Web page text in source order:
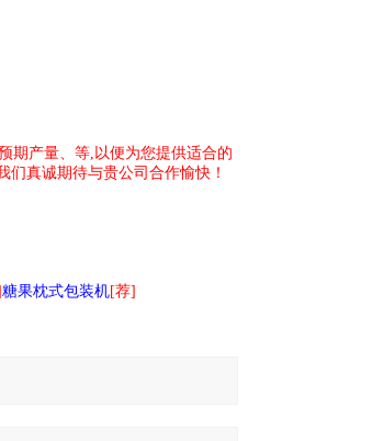
期产量、等,以便为您提供适合的
真诚期待与贵公司合作愉快！
糖果枕式包装机[荐]